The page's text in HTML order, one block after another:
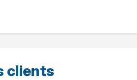
clients